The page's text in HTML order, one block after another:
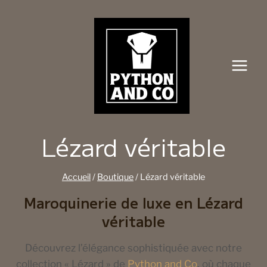
Lézard véritable
Accueil / Boutique/ Lézard véritable
Maroquinerie de luxe en Lézard
véritable
Découvrez l’élégance sophistiquée avec notre
collection « Lézard » de Python and Co, où chaque